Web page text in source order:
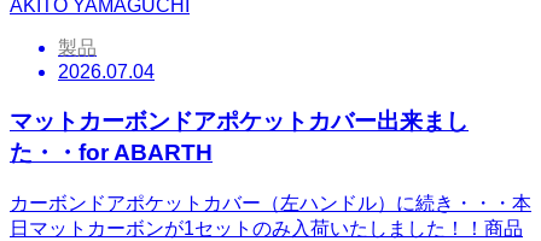
AKITO YAMAGUCHI
製品
2026.07.04
マットカーボンドアポケットカバー出来まし
た・・for ABARTH
カーボンドアポケットカバー（左ハンドル）に続き・・・本
日マットカーボンが1セットのみ入荷いたしました！！商品